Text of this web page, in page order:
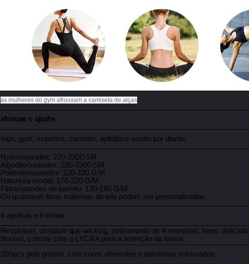
as mulheres do gym afrouxam a camiseta de alças
afrouxe o ajuste
Ioga, gym, esportes, corredor, aptidão e assim por diante.
Nylon/spandex: 220-330GSM
Algodão/spandex: 220-330GSM
Poliéster/spandex: 220-330 G/M
Natureza modal: 170-220 G/M
Fibra/spandex de bambu: 130-180 G/M
Ou quaisquer tipos materiais da tela podem ser personalizados.
4 agulhas e 6 linhas
Respirável, umidade que wicking, estiramento de 4 maneiras, bens, delicado
flexível, cottony com o LYCRA para a retenção da forma.
200pcs pelo projeto, com cores diferentes e tamanhos misturados.